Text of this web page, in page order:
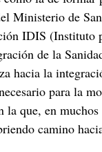
Ministerio de
IDIS (Instituto
de la
hacia la
para la
la que, en
camino